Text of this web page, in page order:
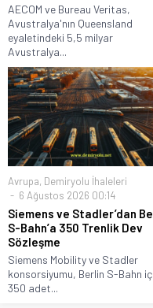
AECOM ve Bureau Veritas,
Avustralya'nın Queensland
eyaletindeki 5,5 milyar
Avustralya...
Avrupa, Demiryolu İhaleleri
6 Ağustos 2026 00:14
Siemens ve Stadler’dan
S-Bahn’a 350 Trenlik Dev
Sözleşme
Siemens Mobility ve Stadler
konsorsiyumu, Berlin S-Bahn
350 adet...